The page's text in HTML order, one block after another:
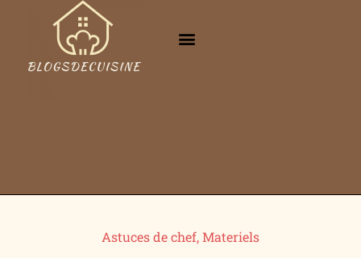
Astuces de chef,Materiels